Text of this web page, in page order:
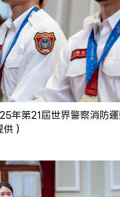
年第21屆世界警察消防
）